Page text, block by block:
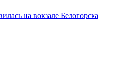
на вокзале Белогорска